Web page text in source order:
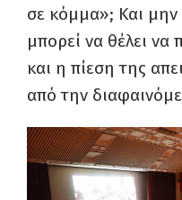
σε κόμμα»; Και μην
μπορεί να θέλει να
και η πίεση της
από την